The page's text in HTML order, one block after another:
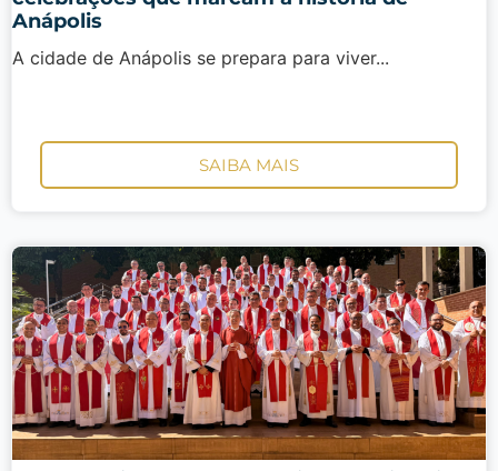
Anápolis
A cidade de Anápolis se prepara para viver...
SAIBA MAIS